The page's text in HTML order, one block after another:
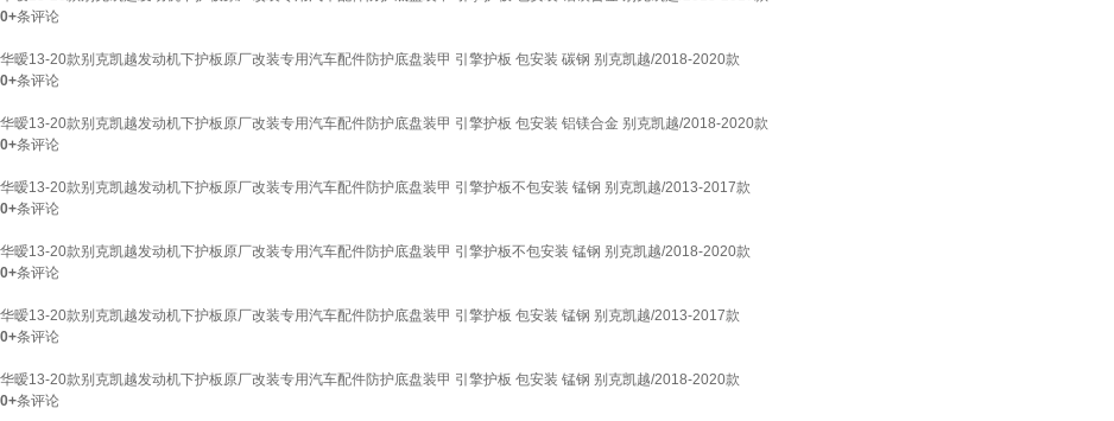
0+条评论
华暧13-20款别克凯越发动机下护板原厂改装专用汽车配件防护底盘装甲 引擎护板 包安装 碳钢 别克凯越/2018-2020款
0+条评论
华暧13-20款别克凯越发动机下护板原厂改装专用汽车配件防护底盘装甲 引擎护板 包安装 铝镁合金 别克凯越/2018-2020款
0+条评论
华暧13-20款别克凯越发动机下护板原厂改装专用汽车配件防护底盘装甲 引擎护板不包安装 锰钢 别克凯越/2013-2017款
0+条评论
华暧13-20款别克凯越发动机下护板原厂改装专用汽车配件防护底盘装甲 引擎护板不包安装 锰钢 别克凯越/2018-2020款
0+条评论
华暧13-20款别克凯越发动机下护板原厂改装专用汽车配件防护底盘装甲 引擎护板 包安装 锰钢 别克凯越/2013-2017款
0+条评论
华暧13-20款别克凯越发动机下护板原厂改装专用汽车配件防护底盘装甲 引擎护板 包安装 锰钢 别克凯越/2018-2020款
0+条评论